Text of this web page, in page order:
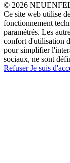
© 2026
Ce site web utilise
fonctionnement
paramétrés. Les
confort d'utilisation
pour simplifier
sociaux, ne sont
RefuserJe suis